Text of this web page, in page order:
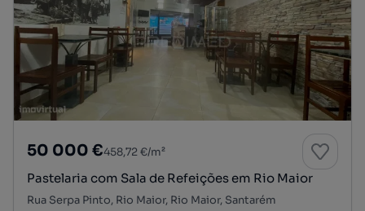
50 000 €458,72 €/m²
Pastelaria com Sala de Refeições em Rio Maior
Rua Serpa Pinto, Rio Maior, Rio Maior, Santarém